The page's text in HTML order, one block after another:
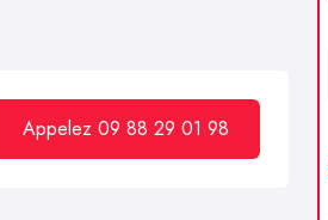
Appelez 09 88 29 01 98